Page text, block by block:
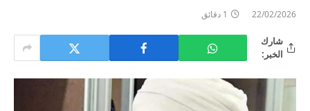
22/02/2026 1 دقائق
شارك
الخبر: